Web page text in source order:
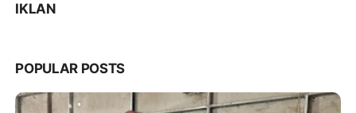
IKLAN
POPULAR POSTS